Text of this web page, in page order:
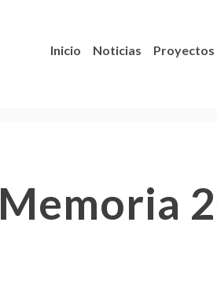
Inicio Noticias Proyectos
Memoria